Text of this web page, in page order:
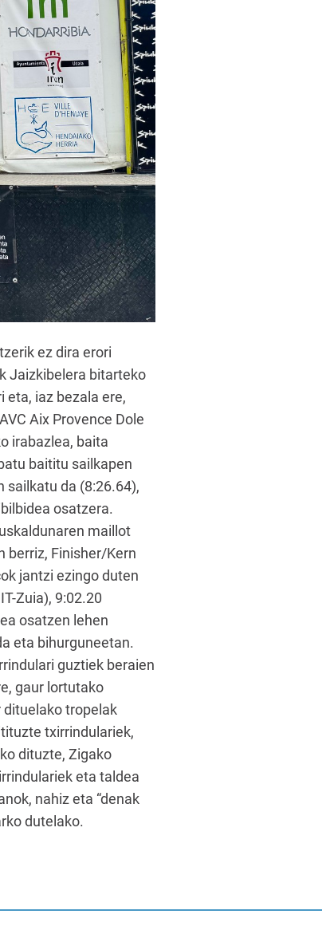
ez dira erori
Jaizkibelera bitarteko
eta, iaz bezala ere,
Aix Provence Dole
irabazlea, baita
baititu sailkapen
sailkatu da (8:26.64),
osatzera.
maillot
berriz, Finisher/Kern
jantzi ezingo duten
Zuia), 9:02.20
osatzen lehen
eta bihurguneetan.
guztiek beraien
gaur lortutako
dituelako tropelak
txirrindulariek,
dituzte, Zigako
eta taldea
nahiz eta “denak
dutelako.